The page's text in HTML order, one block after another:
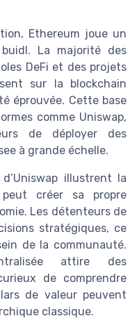
Ethereum joue un
La majorité des
DeFi et des projets
sur la blockchain
éprouvée. Cette base
comme Uniswap,
de déployer des
à grande échelle.
illustrent la
créer sa propre
Les détenteurs de
stratégiques, ce
de la communauté.
attire des
de comprendre
de valeur peuvent
classique.